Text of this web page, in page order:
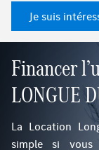
Je suis
Financer
LONGUE
La Location
simple si vous